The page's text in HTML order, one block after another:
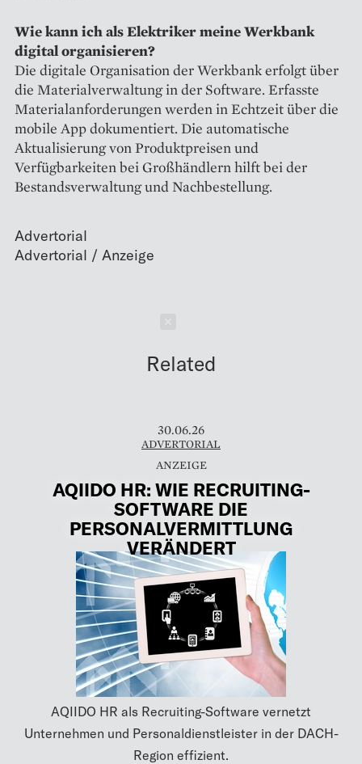
Wie kann ich als Elektriker meine Werkbank
digital organisieren?
Die digitale Organisation der Werkbank erfolgt über
die Materialverwaltung in der Software. Erfasste
Materialanforderungen werden in Echtzeit über die
mobile App dokumentiert. Die automatische
Aktualisierung von Produktpreisen und
Verfügbarkeiten bei Großhändlern hilft bei der
Bestandsverwaltung und Nachbestellung.
Advertorial
Related
30.06.26
ADVERTORIAL
AQIIDO HR: WIE RECRUITING-
SOFTWARE DIE
PERSONALVERMITTLUNG
VERÄNDERT
AQIIDO HR als Recruiting-Software vernetzt
Unternehmen und Personaldienstleister in der DACH-
Region effizient.